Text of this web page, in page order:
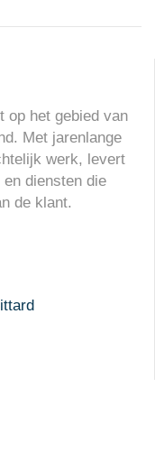
op het gebied van
Met jarenlange
werk, levert
diensten die
de klant.